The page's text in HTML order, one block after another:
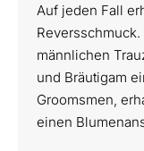
Auf jeden Fall
männlichen
und Bräutigam
Groomsmen,
einen